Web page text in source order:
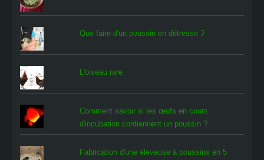
Que faire d'un poussin en détresse ?
L'oiseau rare
Comment savoir si les œufs en cours
d'incubation contiennent un poussin ?
Fabrication d'une éleveuse à poussins en 5